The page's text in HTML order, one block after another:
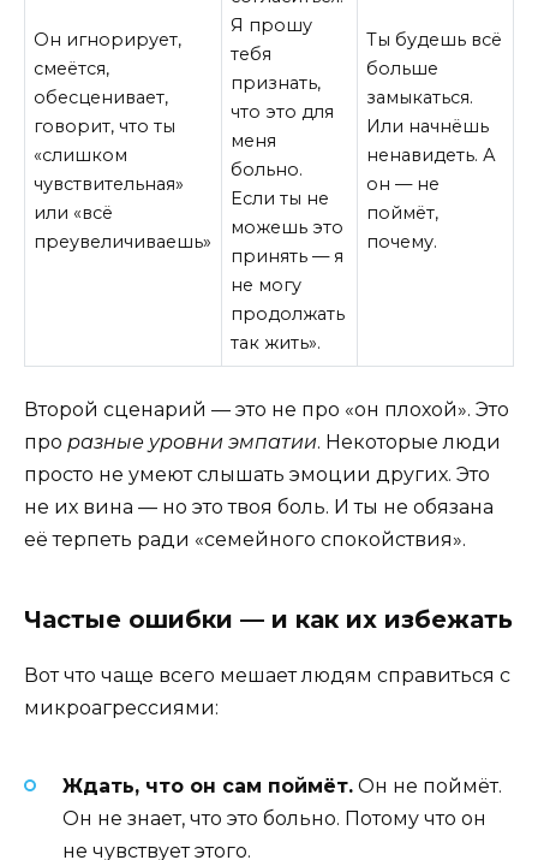
Он игнорирует,
смеётся,
обесценивает,
говорит, что ты
«слишком
чувствительная»
или «всё
преувеличиваешь»
Я прошу
тебя
признать,
что это для
меня
больно.
Если ты не
можешь это
принять — я
не могу
продолжать
так жить».
Ты будешь всё
больше
замыкаться.
Или начнёшь
ненавидеть. А
он — не
поймёт,
почему.
Второй сценарий — это не про «он плохой». Это
про разные уровни эмпатии. Некоторые люди
просто не умеют слышать эмоции других. Это
не их вина — но это твоя боль. И ты не обязана
её терпеть ради «семейного спокойствия».
Частые ошибки — и как их избежать
Вот что чаще всего мешает людям справиться с
микроагрессиями:
Ждать, что он сам поймёт. Он не поймёт.
Он не знает, что это больно. Потому что он
не чувствует этого.